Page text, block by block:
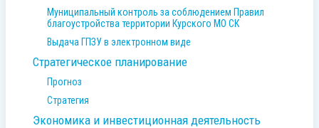
Муниципальный контроль за соблюдением Правил
благоустройства территории Курского МО СК
Выдача ГПЗУ в электронном виде
Стратегическое планирование
Прогноз
Стратегия
Экономика и инвестиционная деятельность